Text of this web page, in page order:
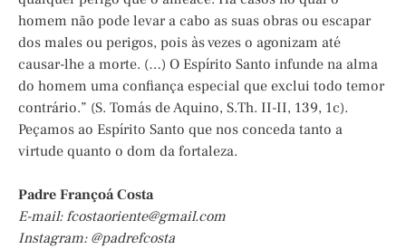
homem não pode levar a cabo as suas obras ou escapar
dos males ou perigos, pois às vezes o agonizam até
causar-lhe a morte. (…) O Espírito Santo infunde na alma
do homem uma confiança especial que exclui todo temor
contrário.” (S. Tomás de Aquino, S.Th. II-II, 139, 1c).
Peçamos ao Espírito Santo que nos conceda tanto a
virtude quanto o dom da fortaleza.
Padre Françoá Costa
E-mail:fcostaoriente@gmail.com
Instagram: @padrefcosta